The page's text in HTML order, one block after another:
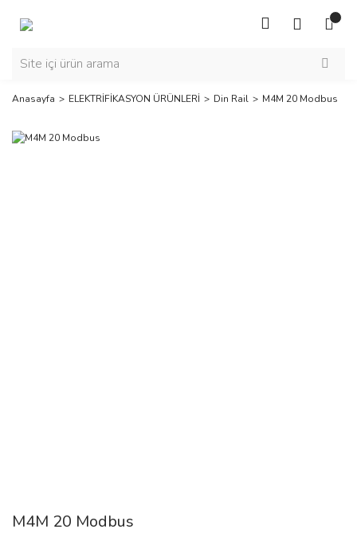
Anasayfa ELEKTRİFİKASYON ÜRÜNLERİ Din Rail M4M 20 Modbus
M4M 20 Modbus